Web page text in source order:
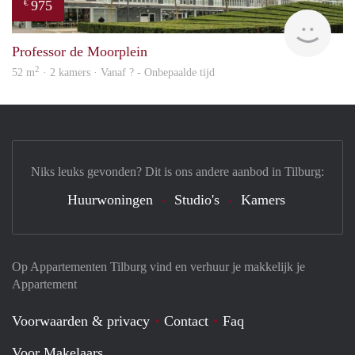
€ 975
Professor de Moorplein
52 m2 · 2 kamers · Vanaf ? - Onbepaalde tijd
Op Appartementen Tilburg vind en verhuur je makkelijk je
Appartement
Voorwaarden & privacy Contact
Faq
Niks leuks gevonden? Dit is ons andere aanbod in Tilburg:
Huurwoningen Studio's Kamers